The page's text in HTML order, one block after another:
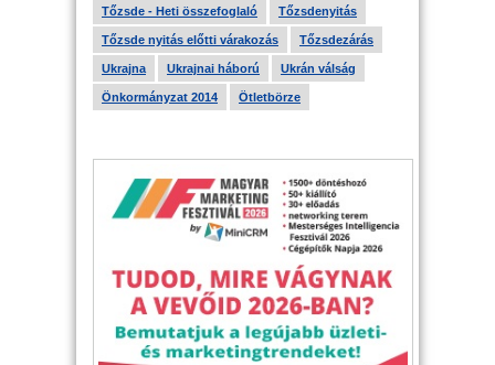
Tőzsde - Heti összefoglaló Tőzsdenyitás
Tőzsde nyitás előtti várakozás Tőzsdezárás
Ukrajna Ukrajnai háború Ukrán válság
Önkormányzat 2014 Ötletbörze